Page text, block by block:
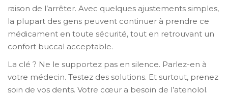
raison de l’arrêter. Avec quelques ajustements simples,
la plupart des gens peuvent continuer à prendre ce
médicament en toute sécurité, tout en retrouvant un
confort buccal acceptable.
La clé ? Ne le supportez pas en silence. Parlez-en à
votre médecin. Testez des solutions. Et surtout, prenez
soin de vos dents. Votre cœur a besoin de l’atenolol.